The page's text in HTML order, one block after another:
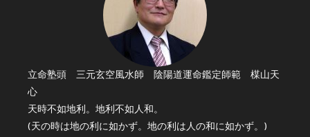
立命塾頭 三元玄空風水師 陰陽道運命鑑定師範 楳山天
心
天時不如地利。地利不如人和。
(天の時は地の利に如かず。地の利は人の和に如かず。)